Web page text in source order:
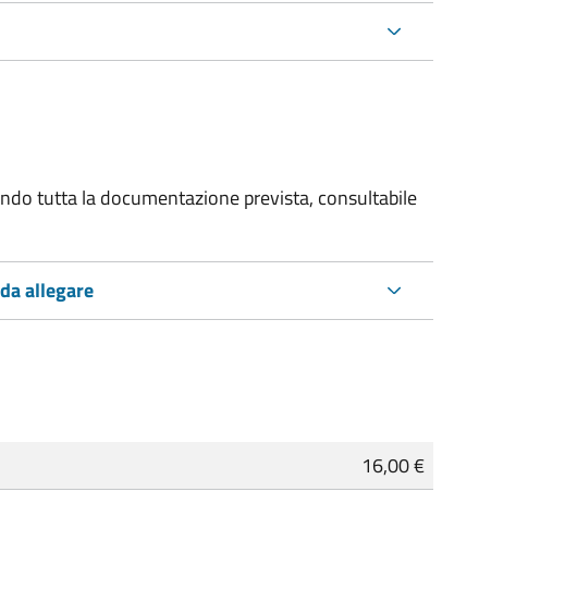
tutta la documentazione prevista, consultabile
allegare
16,00 €